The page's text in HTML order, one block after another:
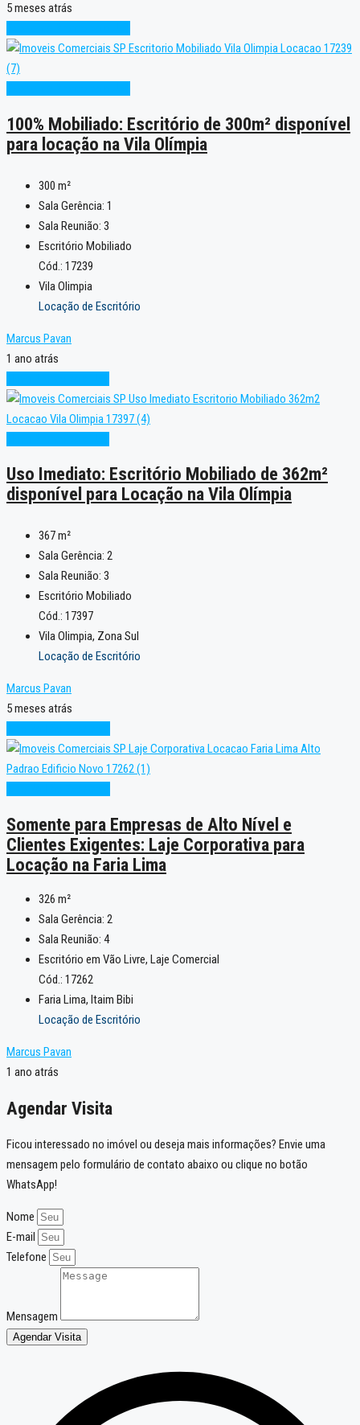
5 meses atrás
100% Mobiliado: Escritório de 300m² disponível
para locação na Vila Olímpia
300 m²
Sala Gerência: 1
Sala Reunião: 3
Escritório Mobiliado
Cód.: 17239
Vila Olimpia
Locação de Escritório
Marcus Pavan
1 ano atrás
Uso Imediato: Escritório Mobiliado de 362m²
disponível para Locação na Vila Olímpia
367m²
Sala Gerência: 2
Sala Reunião: 3
Escritório Mobiliado
Cód.: 17397
Vila Olimpia, Zona Sul
Locação de Escritório
Marcus Pavan
5 meses atrás
Somente para Empresas de Alto Nível e
Clientes Exigentes: Laje Corporativa para
Locação na Faria Lima
326 m²
Sala Gerência: 2
Sala Reunião: 4
Escritório em Vão Livre, Laje Comercial
Cód.: 17262
Faria Lima, Itaim Bibi
Locação de Escritório
Marcus Pavan
1 ano atrás
Agendar Visita
Ficou interessado no imóvel ou deseja mais informações? Envie uma
mensagem pelo formulário de contato abaixo ou clique no botão
WhatsApp!
Nome
E-mail
Telefone
Mensagem
Agendar Visita